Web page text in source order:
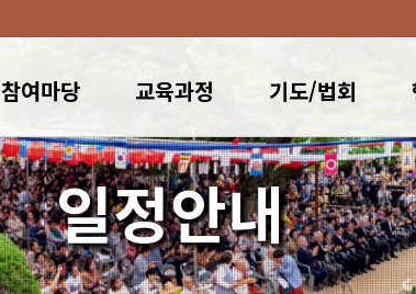
참여마당 교육과정 기도/법회
일정안내